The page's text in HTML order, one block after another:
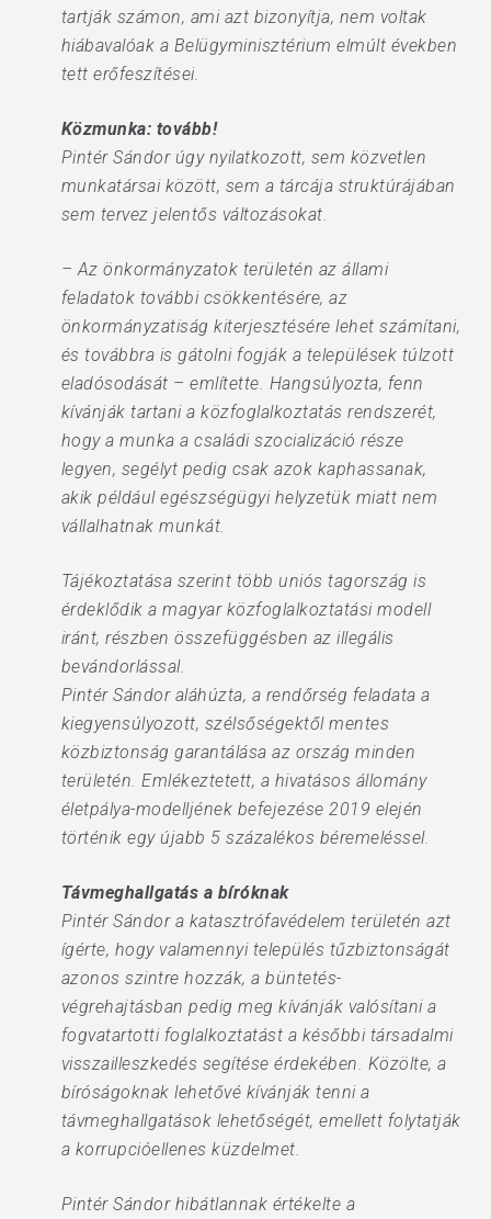
tartják számon, ami azt bizonyítja, nem voltak
hiábavalóak a Belügyminisztérium elmúlt években
tett erőfeszítései.
Közmunka: tovább!
Pintér Sándor úgy nyilatkozott, sem közvetlen
munkatársai között, sem a tárcája struktúrájában
sem tervez jelentős változásokat.
– Az önkormányzatok területén az állami
feladatok további csökkentésére, az
önkormányzatiság kiterjesztésére lehet számítani,
és továbbra is gátolni fogják a települések túlzott
eladósodását – említette. Hangsúlyozta, fenn
kívánják tartani a közfoglalkoztatás rendszerét,
hogy a munka a családi szocializáció része
legyen, segélyt pedig csak azok kaphassanak,
akik például egészségügyi helyzetük miatt nem
vállalhatnak munkát.
Tájékoztatása szerint több uniós tagország is
érdeklődik a magyar közfoglalkoztatási modell
iránt, részben összefüggésben az illegális
bevándorlással.
Pintér Sándor aláhúzta, a rendőrség feladata a
kiegyensúlyozott, szélsőségektől mentes
közbiztonság garantálása az ország minden
területén. Emlékeztetett, a hivatásos állomány
életpálya-modelljének befejezése 2019 elején
történik egy újabb 5 százalékos béremeléssel.
Távmeghallgatás a bíróknak
Pintér Sándor a katasztrófavédelem területén azt
ígérte, hogy valamennyi település tűzbiztonságát
azonos szintre hozzák, a büntetés-
végrehajtásban pedig meg kívánják valósítani a
fogvatartotti foglalkoztatást a későbbi társadalmi
visszailleszkedés segítése érdekében. Közölte, a
bíróságoknak lehetővé kívánják tenni a
távmeghallgatások lehetőségét, emellett folytatják
a korrupcióellenes küzdelmet.
Pintér Sándor hibátlannak értékelte a